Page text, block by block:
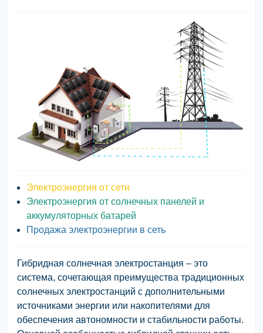
Электроэнергия от сети
Электроэнергия от солнечных панелей и
аккумуляторных батарей
Продажа электроэнергии в сеть
Гибридная солнечная электростанция – это
система, сочетающая преимущества традиционных
солнечных электростанций с дополнительными
источниками энергии или накопителями для
обеспечения автономности и стабильности работы.